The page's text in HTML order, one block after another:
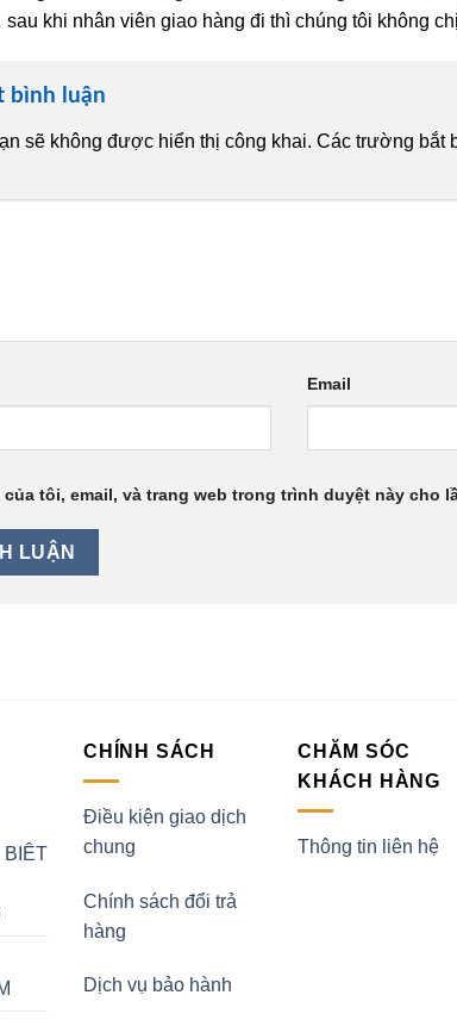
khi nhân viên giao hàng đi thì chúng tôi không
bình luận
sẽ không được hiển thị công khai. Các trường bắt
Email
tôi, email, và trang web trong trình duyệt này cho
BIÊT
CHÍNH SÁCH
Điều kiện giao dịch
chung
Chính sách đổi trả
hàng
Dịch vụ bảo hành
CHĂM SÓC
KHÁCH HÀNG
Thông tin liên hệ